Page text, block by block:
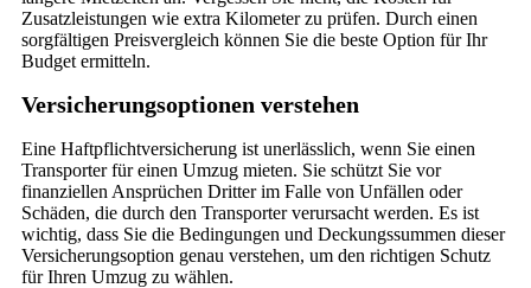
Zusatzleistungen wie extra Kilometer zu prüfen. Durch einen
sorgfältigen Preisvergleich können Sie die beste Option für Ihr
Budget ermitteln.
Versicherungsoptionen verstehen
Eine Haftpflichtversicherung ist unerlässlich, wenn Sie einen
Transporter für einen Umzug mieten. Sie schützt Sie vor
finanziellen Ansprüchen Dritter im Falle von Unfällen oder
Schäden, die durch den Transporter verursacht werden. Es ist
wichtig, dass Sie die Bedingungen und Deckungssummen dieser
Versicherungsoption genau verstehen, um den richtigen Schutz
für Ihren Umzug zu wählen.